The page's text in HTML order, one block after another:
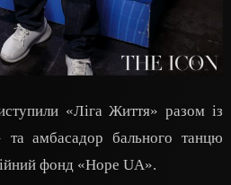
«Ліга Життя» разом із
та амбасадор бального танцю
фонд «Hope UA».